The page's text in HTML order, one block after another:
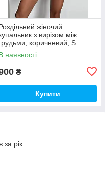
жіночий
з вирізом між
коричневий, S
наявності
₴
Купити
за рік